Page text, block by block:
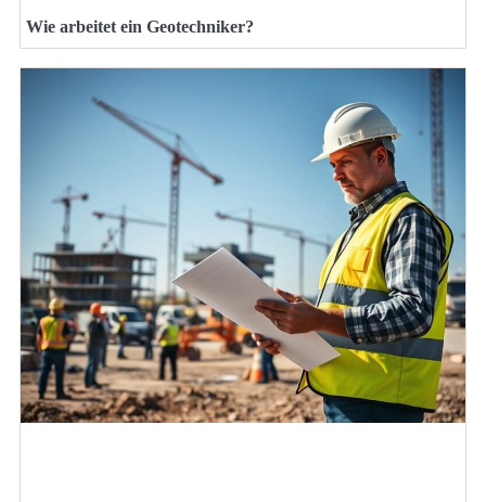
Wie arbeitet ein Geotechniker?